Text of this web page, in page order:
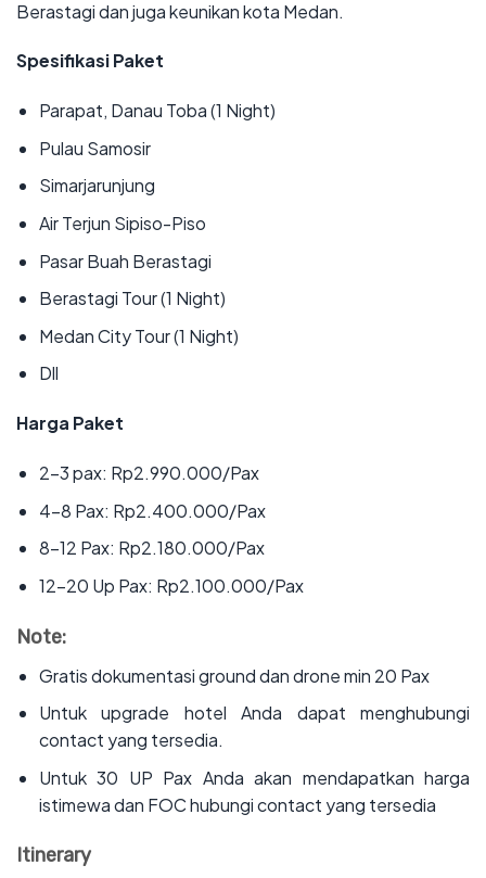
Berastagi dan juga keunikan kota Medan.
Spesifikasi Paket
‌Parapat, Danau Toba (1 Night)
‌Pulau Samosir
‌Simarjarunjung
‌Air Terjun Sipiso-Piso
‌Pasar Buah Berastagi
‌Berastagi Tour (1 Night)
‌Medan City Tour (1 Night)
‌Dll
Harga Paket
‌2-3 pax: Rp2.990.000/Pax
‌4-8 Pax: Rp2.400.000/Pax
‌8-12 Pax: Rp2.180.000/Pax
‌12-20 Up Pax: Rp2.100.000/Pax
Note:
‌Gratis dokumentasi ground dan drone min 20 Pax
‌Untuk upgrade hotel Anda dapat menghubungi
contact yang tersedia.
‌Untuk 30 UP Pax Anda akan mendapatkan harga
istimewa dan FOC hubungi contact yang tersedia
Itinerary